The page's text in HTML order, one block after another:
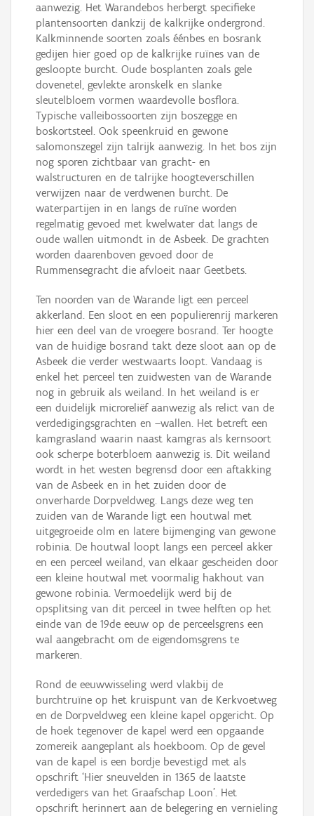
aanwezig. Het Warandebos herbergt specifieke
plantensoorten dankzij de kalkrijke ondergrond.
Kalkminnende soorten zoals éénbes en bosrank
gedijen hier goed op de kalkrijke ruïnes van de
gesloopte burcht. Oude bosplanten zoals gele
dovenetel, gevlekte aronskelk en slanke
sleutelbloem vormen waardevolle bosflora.
Typische valleibossoorten zijn boszegge en
boskortsteel. Ook speenkruid en gewone
salomonszegel zijn talrijk aanwezig. In het bos zijn
nog sporen zichtbaar van gracht- en
walstructuren en de talrijke hoogteverschillen
verwijzen naar de verdwenen burcht. De
waterpartijen in en langs de ruïne worden
regelmatig gevoed met kwelwater dat langs de
oude wallen uitmondt in de Asbeek. De grachten
worden daarenboven gevoed door de
Rummensegracht die afvloeit naar Geetbets.
Ten noorden van de Warande ligt een perceel
akkerland. Een sloot en een populierenrij markeren
hier een deel van de vroegere bosrand. Ter hoogte
van de huidige bosrand takt deze sloot aan op de
Asbeek die verder westwaarts loopt. Vandaag is
enkel het perceel ten zuidwesten van de Warande
nog in gebruik als weiland. In het weiland is er
een duidelijk microreliëf aanwezig als relict van de
verdedigingsgrachten en –wallen. Het betreft een
kamgrasland waarin naast kamgras als kernsoort
ook scherpe boterbloem aanwezig is. Dit weiland
wordt in het westen begrensd door een aftakking
van de Asbeek en in het zuiden door de
onverharde Dorpveldweg. Langs deze weg ten
zuiden van de Warande ligt een houtwal met
uitgegroeide olm en latere bijmenging van gewone
robinia. De houtwal loopt langs een perceel akker
en een perceel weiland, van elkaar gescheiden door
een kleine houtwal met voormalig hakhout van
gewone robinia. Vermoedelijk werd bij de
opsplitsing van dit perceel in twee helften op het
einde van de 19de eeuw op de perceelsgrens een
wal aangebracht om de eigendomsgrens te
markeren.
Rond de eeuwwisseling werd vlakbij de
burchtruïne op het kruispunt van de Kerkvoetweg
en de Dorpveldweg een kleine kapel opgericht. Op
de hoek tegenover de kapel werd een opgaande
zomereik aangeplant als hoekboom. Op de gevel
van de kapel is een bordje bevestigd met als
opschrift ‘Hier sneuvelden in 1365 de laatste
verdedigers van het Graafschap Loon’. Het
opschrift herinnert aan de belegering en vernieling